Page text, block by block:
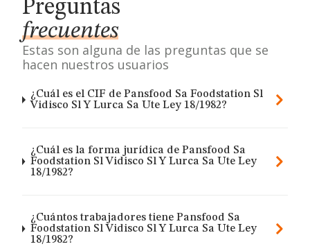
Preguntas
frecuentes
Estas son alguna de las preguntas que se
hacen nuestros usuarios
¿Cuál es el CIF de Pansfood Sa Foodstation Sl
Vidisco Sl Y Lurca Sa Ute Ley 18/1982?
¿Cuál es la forma jurídica de Pansfood Sa
Foodstation Sl Vidisco Sl Y Lurca Sa Ute Ley
18/1982?
¿Cuántos trabajadores tiene Pansfood Sa
Foodstation Sl Vidisco Sl Y Lurca Sa Ute Ley
18/1982?